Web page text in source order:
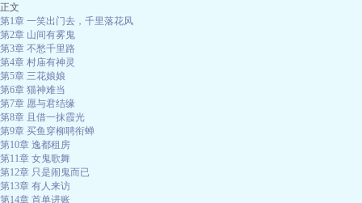
正文
第1章 一笑出门去，千里落花风
第2章 山间有雾鬼
第3章 不愁千里路
第4章 村庙有神灵
第5章 三花娘娘
第6章 猫神难当
第7章 愿与君结缘
第8章 且借一抹霞光
第9章 买鱼穿柳聘衔蝉
第10章 逸都租房
第11章 女鬼歌舞
第12章 只是闹鬼而已
第13章 有人来访
第14章 首单进账